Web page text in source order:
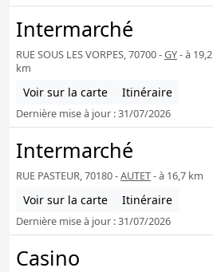
Intermarché
RUE SOUS LES VORPES, 70700 -GY- à 19,2
km
Voir sur la carte Itinéraire
Dernière mise à jour : 31/07/2026
Intermarché
RUE PASTEUR, 70180 -AUTET- à 16,7 km
Voir sur la carte Itinéraire
Dernière mise à jour : 31/07/2026
Casino